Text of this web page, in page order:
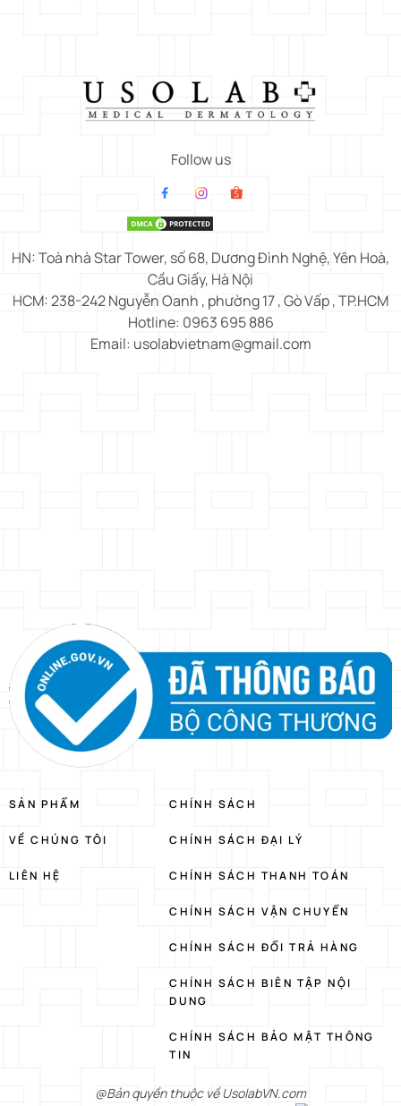
Follow us
HN: Toà nhà Star Tower, số 68, Dương Đình Nghệ, Yên Hoà,
Cầu Giấy, Hà Nội
HCM: 238-242 Nguyễn Oanh , phường 17 , Gò Vấp , TP.HCM
Hotline: 0963 695 886
Email: usolabvietnam@gmail.com
SẢN PHẨM
VỀ CHÚNG TÔI
LIÊN HỆ
CHÍNH SÁCH
CHÍNH SÁCH ĐẠI LÝ
CHÍNH SÁCH THANH TOÁN
CHÍNH SÁCH VẬN CHUYỂN
CHÍNH SÁCH ĐỔI TRẢ HÀNG
CHÍNH SÁCH BIÊN TẬP NỘI
DUNG
CHÍNH SÁCH BẢO MẬT THÔNG
TIN
@Bản quyền thuộc về UsolabVN.com